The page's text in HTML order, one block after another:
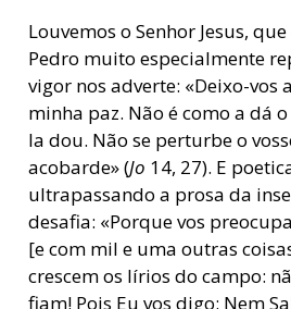
Louvemos o Senhor Jesus,
Pedro muito especialmente
vigor nos adverte: «Deixo-vos
minha paz. Não é como a dá
la dou. Não se perturbe o
acobarde» (Jo 14, 27). E
ultrapassando a prosa da
desafia: «Porque vos
[e com mil e uma outras
crescem os lírios do campo:
fiam! Pois Eu vos digo: Nem